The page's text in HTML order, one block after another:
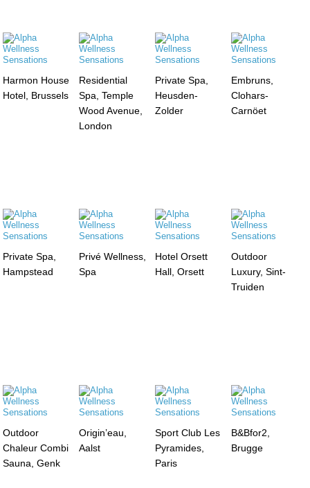
Harmon House
Hotel, Brussels
Residential
Spa, Temple
Wood Avenue,
London
Private Spa,
Heusden-
Zolder
Embruns,
Clohars-
Carnöet
Private Spa,
Hampstead
Privé Wellness,
Spa
Hotel Orsett
Hall, Orsett
Outdoor
Luxury, Sint-
Truiden
Outdoor
Chaleur Combi
Sauna, Genk
Origin’eau,
Aalst
Sport Club Les
Pyramides,
Paris
B&Bfor2,
Brugge